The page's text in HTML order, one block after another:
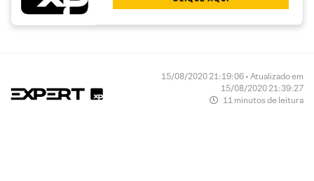
15/08/2020 21:19:06 • Atualizado em
15/08/2020 21:39:27
11 minutos de leitura